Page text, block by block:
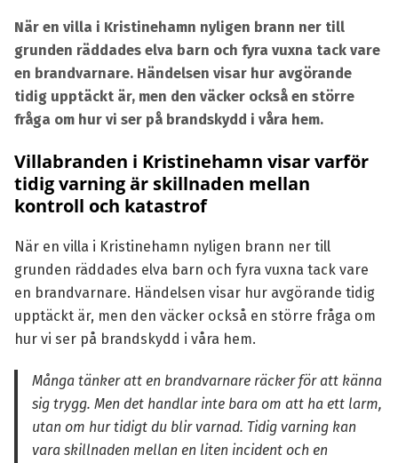
När en villa i Kristinehamn nyligen brann ner till
grunden räddades elva barn och fyra vuxna tack vare
en brandvarnare. Händelsen visar hur avgörande
tidig upptäckt är, men den väcker också en större
fråga om hur vi ser på brandskydd i våra hem.
Villabranden i Kristinehamn visar varför
tidig varning är skillnaden mellan
kontroll och katastrof
När en villa i Kristinehamn nyligen brann ner till
grunden räddades elva barn och fyra vuxna tack vare
en brandvarnare. Händelsen visar hur avgörande tidig
upptäckt är, men den väcker också en större fråga om
hur vi ser på brandskydd i våra hem.
Många tänker att en brandvarnare räcker för att känna
sig trygg. Men det handlar inte bara om att ha ett larm,
utan om hur tidigt du blir varnad. Tidig varning kan
vara skillnaden mellan en liten incident och en